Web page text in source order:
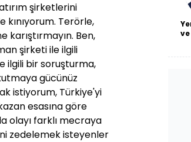
şirketlerini
kınıyorum. Terörle,
Ben,
şirketi ile ilgili
ilgili bir soruşturma,
gücünüz
istiyorum, Türkiye'yi
esasına göre
olayı farklı mecraya
zedelemek isteyenler